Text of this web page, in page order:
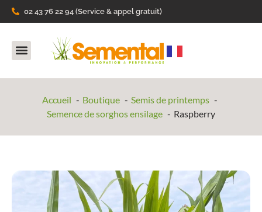
02 43 76 22 94 (Service & appel gratuit)
Accueil Boutique
Semis de printemps
Semence de sorghos ensilage
Raspberry